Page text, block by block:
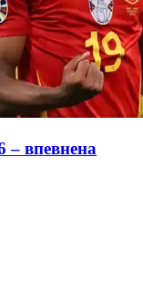
– впевнена